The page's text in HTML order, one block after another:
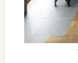
Vista